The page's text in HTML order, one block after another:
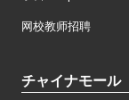
网校教师招聘
チャイナモール